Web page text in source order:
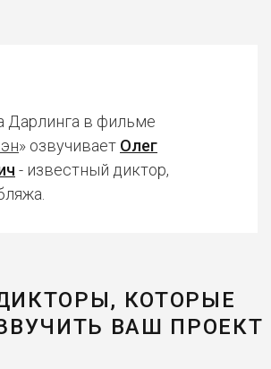
Дарлинга в фильме
» озвучивает Олег
- известный диктор,
КОТОРЫЕ
ВАШ ПРОЕКТ